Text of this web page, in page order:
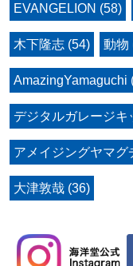
EVANGELION (58)
木下隆志 (54) 動物
AmazingYamaguchi
デジタルガレージキ
アメイジングヤマグ
大津敦哉 (36)